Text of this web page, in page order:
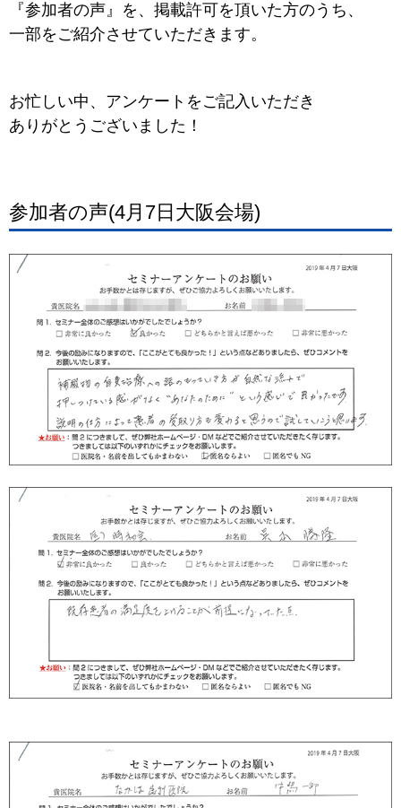
『参加者の声』を、掲載許可を頂いた方のうち、
一部をご紹介させていただきます。
お忙しい中、アンケートをご記入いただき
ありがとうございました！
参加者の声(4月7日大阪会場)